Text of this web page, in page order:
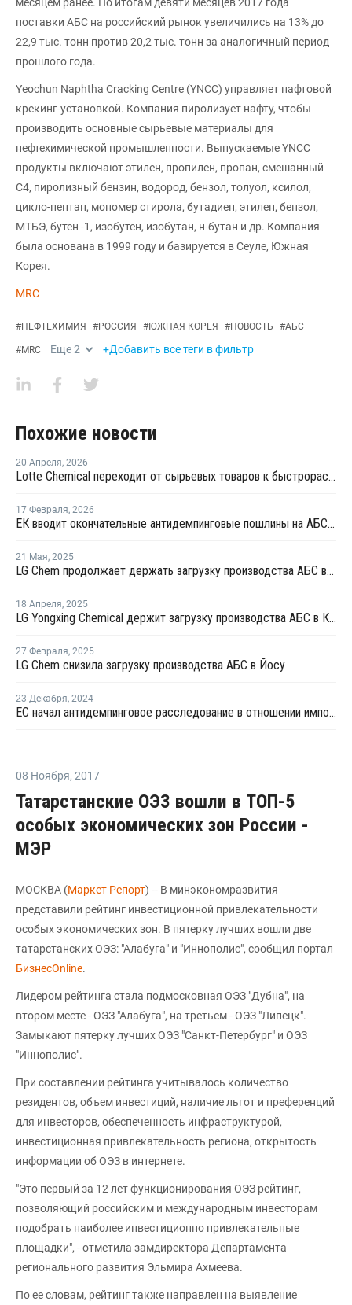
поставки АБС на российский рынок увеличились на 13% до
22,9 тыс. тонн против 20,2 тыс. тонн за аналогичный период
прошлого года.
Yeochun Naphtha Cracking Centre (YNCC) управляет нафтовой
крекинг-установкой. Компания пиролизует нафту, чтобы
производить основные сырьевые материалы для
нефтехимической промышленности. Выпускаемые YNCC
продукты включают этилен, пропилен, пропан, смешанный
С4, пиролизный бензин, водород, бензол, толуол, ксилол,
цикло-пентан, мономер стирола, бутадиен, этилен, бензол,
МТБЭ, бутен -1, изобутен, изобутан, н-бутан и др. Компания
была основана в 1999 году и базируется в Сеуле, Южная
Корея.
MRC
#НЕФТЕХИМИЯ #РОССИЯ #ЮЖНАЯ КОРЕЯ #НОВОСТЬ #АБС
#MRC Еще2 +Добавить все теги в фильтр
Похожие новости
20 Апреля, 2026
Lotte Chemical переходит от сырьевых товаров к быстрорастущим секторам
17 Февраля, 2026
ЕК вводит окончательные антидемпинговые пошлины на АБС-пластик из Южной Кореи и Тайваня
21 Мая, 2025
LG Chem продолжает держать загрузку производства АБС в Йосу сниженной
18 Апреля, 2025
LG Yongxing Chemical держит загрузку производства АБС в Китае на уровне 100%
27 Февраля, 2025
LG Chem снизила загрузку производства АБС в Йосу
23 Декабря, 2024
ЕС начал антидемпинговое расследование в отношении импорта АБС-пластика из Южной Кореи и Тайваня
08 Ноября, 2017
Татарстанские ОЭЗ вошли в ТОП-5
особых экономических зон России -
МЭР
МОСКВА (Маркет Репорт) -- В минэкономразвития
представили рейтинг инвестиционной привлекательности
особых экономических зон. В пятерку лучших вошли две
татарстанских ОЭЗ: "Алабуга" и "Иннополис", сообщил портал
БизнесOnline.
Лидером рейтинга стала подмосковная ОЭЗ "Дубна", на
втором месте - ОЭЗ "Алабуга", на третьем - ОЭЗ "Липецк".
Замыкают пятерку лучших ОЭЗ "Санкт-Петербург" и ОЭЗ
"Иннополис".
При составлении рейтинга учитывалось количество
резидентов, объем инвестиций, наличие льгот и преференций
для инвесторов, обеспеченность инфраструктурой,
инвестиционная привлекательность региона, открытость
информации об ОЭЗ в интернете.
"Это первый за 12 лет функционирования ОЭЗ рейтинг,
позволяющий российским и международным инвесторам
подобрать наиболее инвестиционно привлекательные
площадки", - отметила замдиректора Департамента
регионального развития Эльмира Ахмеева.
По ее словам, рейтинг также направлен на выявление